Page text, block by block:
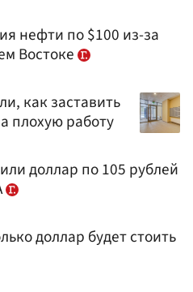
нефти по $100 из-за
Востоке
как заставить
плохую работу
доллар по 105 рублей
доллар будет стоить